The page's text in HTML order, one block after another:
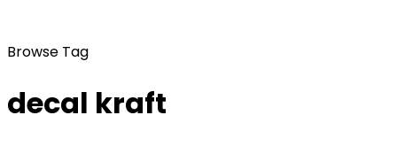
Browse Tag
decal kraft